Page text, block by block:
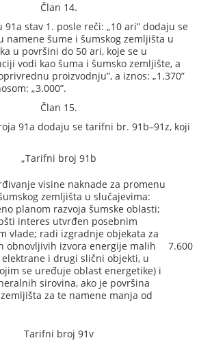
Član 14.
stav 1. posle reči: „10 ari” dodaju se
namene šume i šumskog zemljišta u
u površini do 50 ari, koje se u
vodi kao šuma i šumsko zemljište, a
proizvodnju”, a iznos: „1.370”
„3.000”.
Član 15.
91a dodaju se tarifni br. 91b–91z, koji
„Tarifni broj 91b
visine naknade za promenu
zemljišta u slučajevima:
planom razvoja šumske oblasti;
interes utvrđen posebnim
vlade; radi izgradnje objekata za
obnovljivih izvora energije malih
elektrane i drugi slični objekti, u
se uređuje oblast energetike) i
sirovina, ako je površina
za te namene manja od
7.600
Tarifni broj 91v